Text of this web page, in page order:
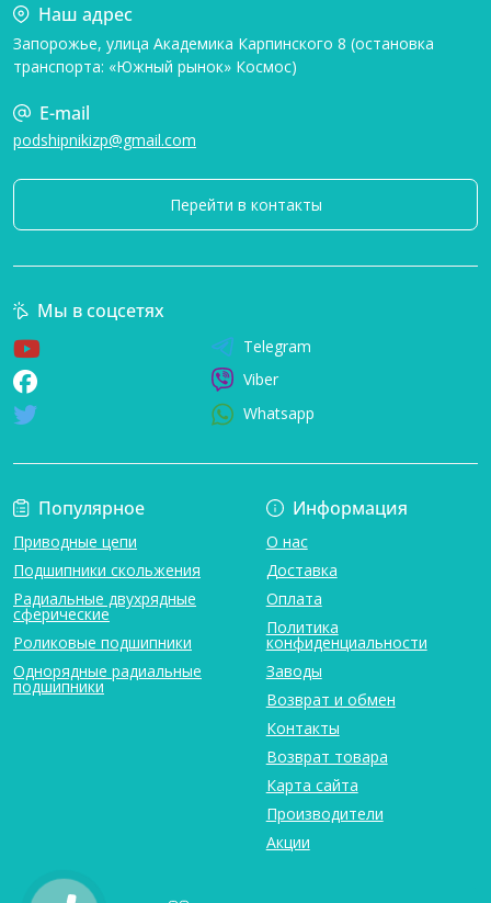
Наш адрес
Запорожье, улица Академика Карпинского 8 (остановка
транспорта: «Южный рынок» Космос)
E-mail
podshipnikizp@gmail.com
Перейти в контакты
Популярное
Приводные цепи
Подшипники скольжения
Радиальные двухрядные
сферические
Роликовые подшипники
Однорядные радиальные
подшипники
Информация
О нас
Доставка
Оплата
Политика
конфиденциальности
Заводы
Возврат и обмен
Контакты
Возврат товара
Карта сайта
Производители
Акции
Мы в соцсетях
Telegram
Viber
Whatsapp